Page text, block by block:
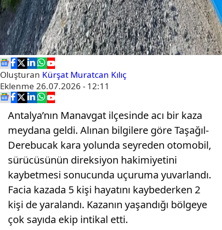
Oluşturan Kürşat Muratcan Kılıç
Eklenme 26.07.2026 - 12:11
Antalya’nın Manavgat ilçesinde acı bir kaza
meydana geldi. Alınan bilgilere göre Taşağıl-
Derebucak kara yolunda seyreden otomobil,
sürücüsünün direksiyon hakimiyetini
kaybetmesi sonucunda uçuruma yuvarlandı.
Facia kazada 5 kişi hayatını kaybederken 2
kişi de yaralandı. Kazanın yaşandığı bölgeye
çok sayıda ekip intikal etti.